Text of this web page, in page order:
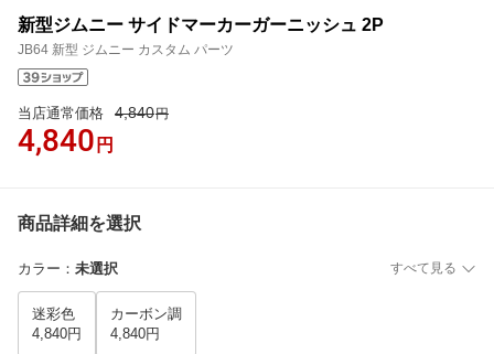
新型ジムニー サイドマーカーガーニッシュ 2P
JB64 新型 ジムニー カスタム パーツ
当店通常価格 4,840円
4,840 円
商品詳細を選択
カラー ： 未選択 すべて見る
迷彩色
4,840円
カーボン調
4,840円